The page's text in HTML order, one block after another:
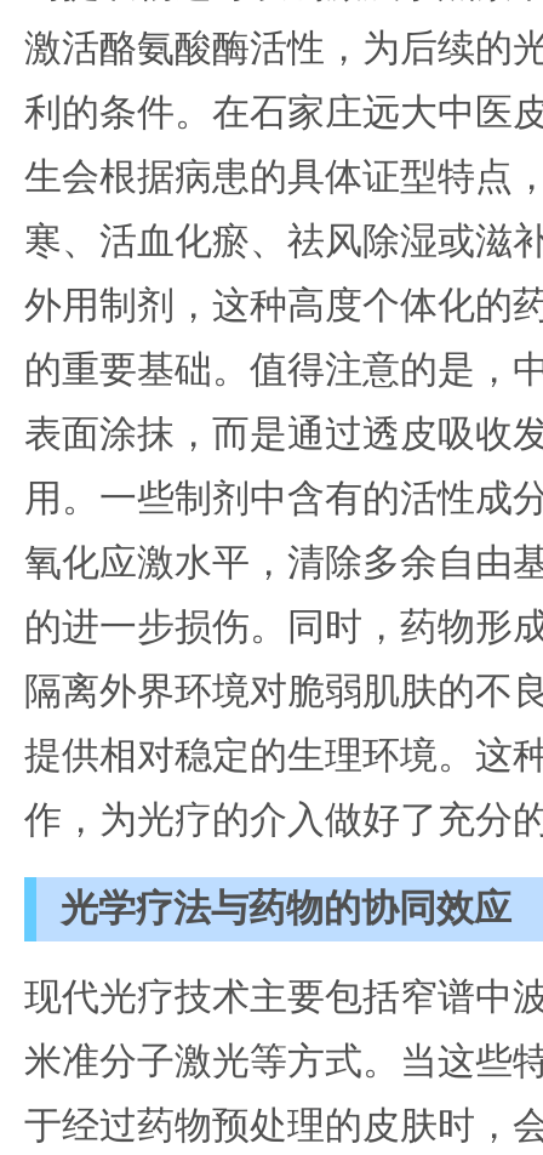
激活酪氨酸酶活性，为后续的
利的条件。在石家庄远大中医
生会根据病患的具体证型特点
寒、活血化瘀、祛风除湿或滋
外用制剂，这种高度个体化的
的重要基础。值得注意的是，
表面涂抹，而是通过透皮吸收
用。一些制剂中含有的活性成
氧化应激水平，清除多余自由
的进一步损伤。同时，药物形
隔离外界环境对脆弱肌肤的不
提供相对稳定的生理环境。这
作，为光疗的介入做好了充分
光学疗法与药物的协同效应
现代光疗技术主要包括窄谱中
米准分子激光等方式。当这些
于经过药物预处理的皮肤时，